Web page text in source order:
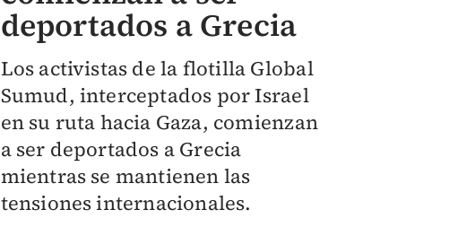
deportados a Grecia
Los activistas de la flotilla Global
Sumud, interceptados por Israel
en su ruta hacia Gaza, comienzan
a ser deportados a Grecia
mientras se mantienen las
tensiones internacionales.